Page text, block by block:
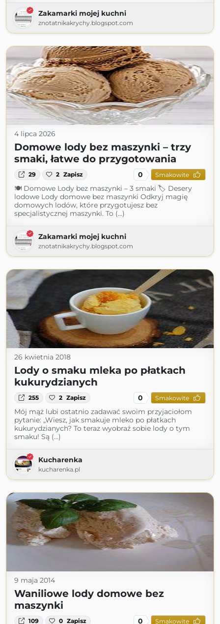
Zakamarki mojej kuchni
znotatnikakrychy.blogspot.com
4 lipca 2026
Domowe lody bez maszynki – trzy
smaki, łatwe do przygotowania
29 2 Zapisz 0 Smakowite
🍽 Domowe Lody bez maszynki – 3 smaki 🏷 Desery
lodowe Lody domowe bez maszynki Odkryj magię
domowych lodów, które przygotujesz bez
specjalistycznej maszynki. To (...)
Zakamarki mojej kuchni
znotatnikakrychy.blogspot.com
26 kwietnia 2018
Lody o smaku mleka po płatkach
kukurydzianych
255 2 Zapisz 0 Smakowite
Mój mąż lubi ostatnio zadawać swoim przyjaciołom
pytanie: „Wiesz, jak smakuje mleko po płatkach
kukurydzianych? To teraz wyobraź sobie lody o tym
smaku! Są (...)
Kucharenka
kucharenka.pl
9 maja 2014
Waniliowe lody domowe bez
maszynki
109 0 Zapisz 0 Smakowite